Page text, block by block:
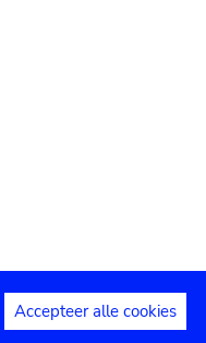
Accepteer alle cookies